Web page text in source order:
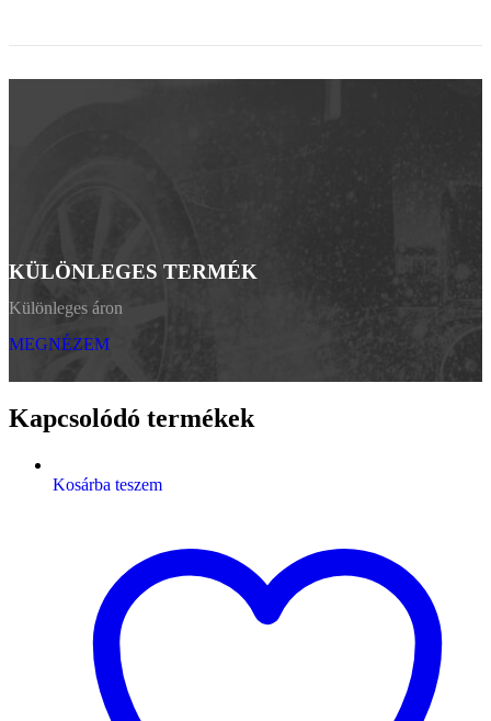
KÜLÖNLEGES TERMÉK
Különleges áron
MEGNÉZEM
Kapcsolódó termékek
Kosárba teszem